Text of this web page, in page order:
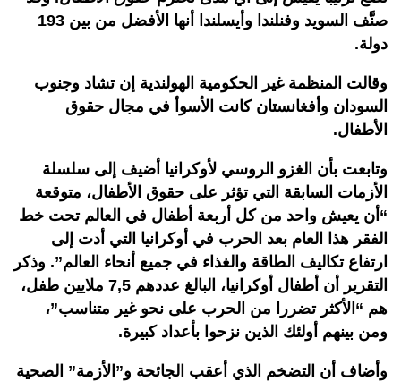
صنَّف السويد وفنلندا وأيسلندا أنها الأفضل من بين 193
دولة.
وقالت المنظمة غير الحكومية الهولندية إن تشاد وجنوب
السودان وأفغانستان كانت الأسوأ في مجال حقوق
الأطفال.
وتابعت بأن الغزو الروسي لأوكرانيا أضيف إلى سلسلة
الأزمات السابقة التي تؤثر على حقوق الأطفال، متوقعة
“أن يعيش واحد من كل أربعة أطفال في العالم تحت خط
الفقر هذا العام بعد الحرب في أوكرانيا التي أدت إلى
ارتفاع تكاليف الطاقة والغذاء في جميع أنحاء العالم”. وذكر
التقرير أن أطفال أوكرانيا، البالغ عددهم 7,5 ملايين طفل،
هم “الأكثر تضررا من الحرب على نحو غير متناسب”،
ومن بينهم أولئك الذين نزحوا بأعداد كبيرة.
وأضاف أن التضخم الذي أعقب الجائحة و”الأزمة” الصحية